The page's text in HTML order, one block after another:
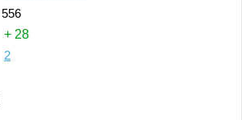
556
+ 28
2